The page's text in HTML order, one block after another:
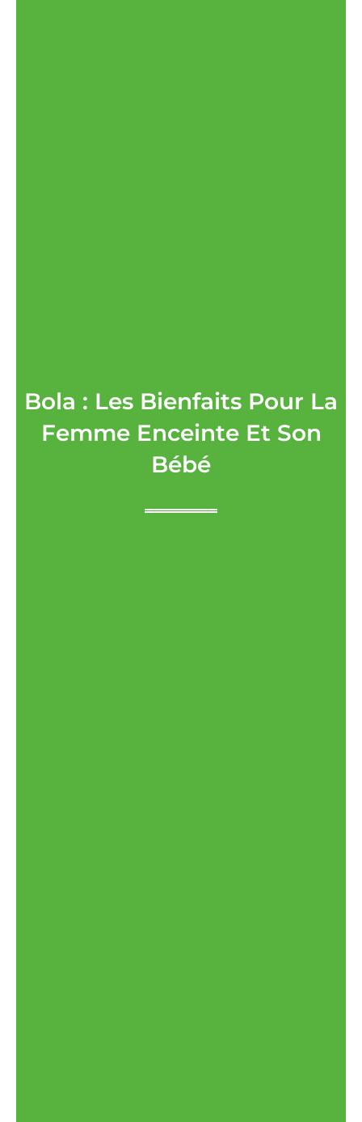
Bola : Les Bienfaits Pour La
Femme Enceinte Et Son
Bébé